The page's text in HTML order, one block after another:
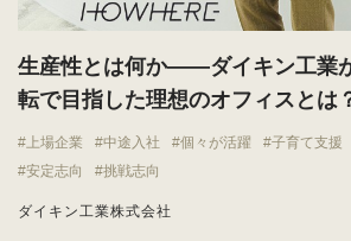
生産性とは何か——ダイキン工業
転で目指した理想のオフィスとは
上場企業 中途入社 個々が活躍
子育て支援
安定志向
挑戦志向
ダイキン工業株式会社